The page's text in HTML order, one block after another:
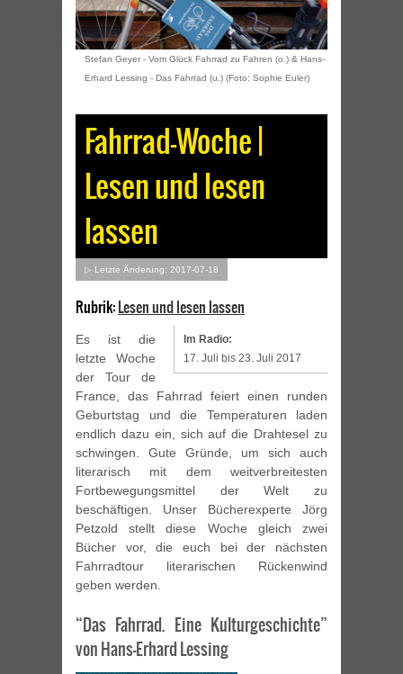
Stefan Geyer - Vom Glück Fahrrad zu Fahren (o.) & Hans-
Erhard Lessing - Das Fahrrad (u.) (Foto: Sophie Euler)
Fahrrad-Woche |
Lesen und lesen
lassen
▷ Letzte Änderung: 2017-07-18
Rubrik:Lesen und lesen lassen
Im Radio:
17. Juli bis 23. Juli 2017
Es ist die
letzte Woche
der Tour de
France, das Fahrrad feiert einen runden
Geburtstag und die Temperaturen laden
endlich dazu ein, sich auf die Drahtesel zu
schwingen. Gute Gründe, um sich auch
literarisch mit dem weitverbreitesten
Fortbewegungsmittel der Welt zu
beschäftigen. Unser Bücherexperte Jörg
Petzold stellt diese Woche gleich zwei
Bücher vor, die euch bei der nächsten
Fahrradtour literarischen Rückenwind
geben werden.
“Das Fahrrad. Eine Kulturgeschichte”
von Hans-Erhard Lessing